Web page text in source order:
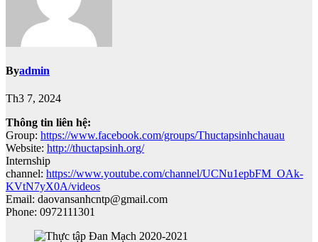
Byadmin
Th3 7, 2024
Thông tin liên hệ:
Group: https://www.facebook.com/groups/Thuctapsinhchauau
Website: http://thuctapsinh.org/
Internship
channel: https://www.youtube.com/channel/UCNu1epbFM_OAk-
KVtN7yX0A/videos
Email: daovansanhcntp@gmail.com
Phone: 0972111301